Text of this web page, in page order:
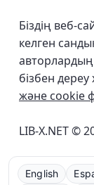
Біздің веб-
келген
бізбен
және cookie
LIB-X.NET ©
English